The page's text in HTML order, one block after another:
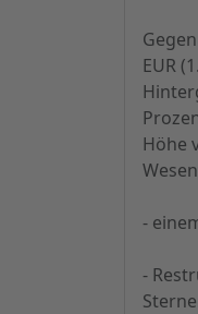
EUR
Höhe
-
-